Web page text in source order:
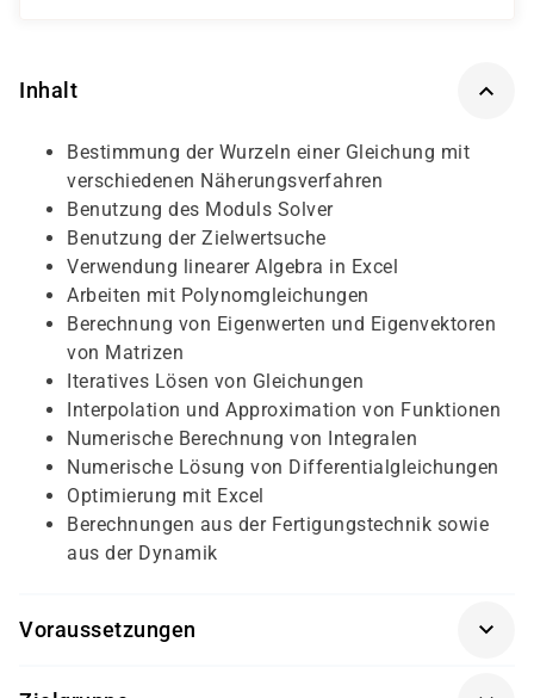
Inhalt
Bestimmung der Wurzeln einer Gleichung mit
verschiedenen Näherungsverfahren
Benutzung des Moduls Solver
Benutzung der Zielwertsuche
Verwendung linearer Algebra in Excel
Arbeiten mit Polynomgleichungen
Berechnung von Eigenwerten und Eigenvektoren
von Matrizen
Iteratives Lösen von Gleichungen
Interpolation und Approximation von Funktionen
Numerische Berechnung von Integralen
Numerische Lösung von Differentialgleichungen
Optimierung mit Excel
Berechnungen aus der Fertigungstechnik sowie
aus der Dynamik
Voraussetzungen